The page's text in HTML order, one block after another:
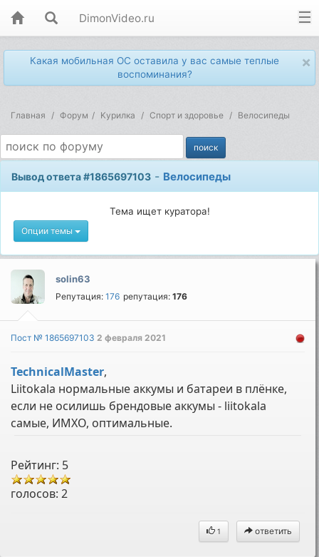
DimonVideo.ru
×
Какая мобильная ОС оставила у вас самые теплые
воспоминания?
Главная Форум Kурилка Спорт и здоровье Велосипеды
Вывод ответа #1865697103 - Велосипеды
Тема ищет куратора!
Опции темы
solin63
Репутация:176 репутация:176
Пост № 18656971032 февраля 2021
TechnicalMaster,
Liitokala нормальные аккумы и батареи в плёнке,
если не осилишь брендовые аккумы - liitokala
самые, ИМХО, оптимальные.
Рейтинг: 5
голосов:2
1 ответить